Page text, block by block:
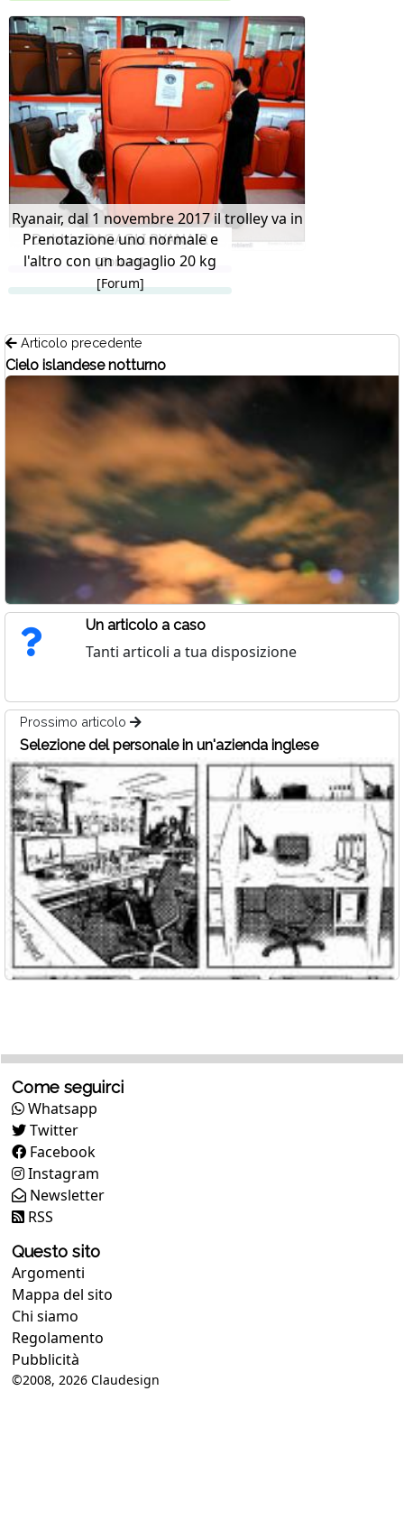
Ryanair, dal 1 novembre 2017 il trolley va in
stiva[Blog]
Dubbio BAGAGLI RYANAIR
[Forum]
Prenotazione uno normale e
l'altro con un bagaglio 20 kg
[Forum]
Articolo precedente
Cielo islandese notturno
Un articolo a caso
Tanti articoli a tua disposizione
Prossimo articolo
Selezione del personale in un'azienda inglese
Come seguirci
Whatsapp
Twitter
Facebook
Instagram
Newsletter
RSS
Questo sito
Argomenti
Mappa del sito
Chi siamo
Regolamento
Pubblicità
©2008, 2026 Claudesign